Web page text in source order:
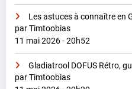
Les astuces à connaître en
par Timtoobias
11 mai 2026 - 20h52
Gladiatrool DOFUS Rétro,
par Timtoobias